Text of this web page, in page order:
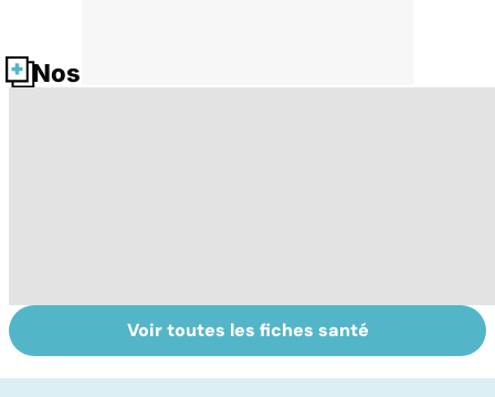
Nos fiches santé
L'eau, source de
vie
La
déshydratation
Voir toutes les fiches santé